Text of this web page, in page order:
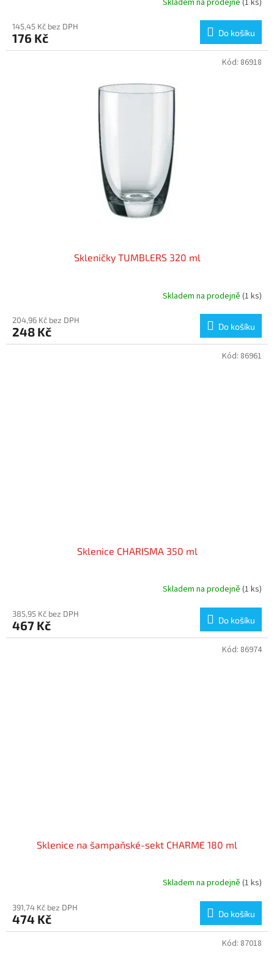
145,45 Kč bez DPH
176 Kč Do košíku
Skleničky TUMBLERS 320 ml
Skladem na prodejně (1 ks)
204,96 Kč bez DPH
248 Kč Do košíku
Kód: 86918
Sklenice CHARISMA 350 ml
Skladem na prodejně (1 ks)
385,95 Kč bez DPH
467 Kč Do košíku
Kód: 86961
Sklenice na šampaňské-sekt CHARME 180 ml
Skladem na prodejně (1 ks)
391,74 Kč bez DPH
474 Kč Do košíku
Kód: 86974
Kód: 87018